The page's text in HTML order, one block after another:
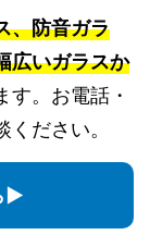
、防音ガラ
広いガラスか
す。お電話・
ださい。
▶